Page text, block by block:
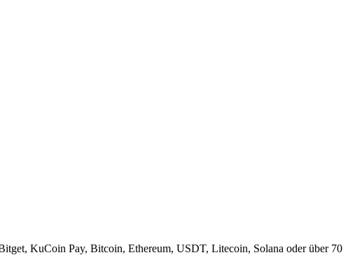
KuCoin Pay, Bitcoin, Ethereum, USDT, Litecoin, Solana oder über 70